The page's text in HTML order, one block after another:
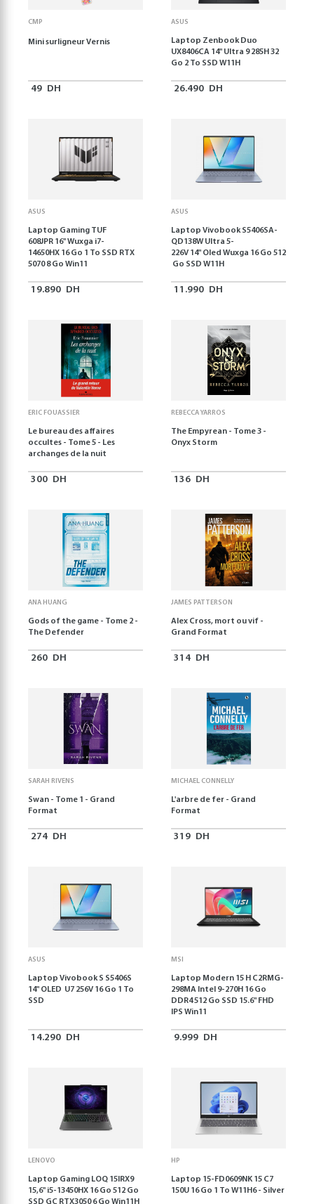
CMP
Mini surligneur Vernis
49 DH
ASUS
Laptop Zenbook Duo
UX8406CA 14'' Ultra 9 285H 32
Go 2 To SSD W11H
26.490 DH
ASUS
Laptop Gaming TUF
608JPR 16'' Wuxga i7-
14650HX 16 Go 1 To SSD RTX
5070 8 Go Win11
19.890 DH
ASUS
Laptop Vivobook S5406SA-
QD138W Ultra 5-
226V 14" Oled Wuxga 16 Go 512
Go SSD W11H
11.990 DH
ERIC FOUASSIER
Le bureau des affaires
occultes - Tome 5 - Les
archanges de la nuit
300 DH
REBECCA YARROS
The Empyrean - Tome 3 -
Onyx Storm
136 DH
ANA HUANG
Gods of the game - Tome 2 -
The Defender
260 DH
JAMES PATTERSON
Alex Cross, mort ou vif -
Grand Format
314 DH
SARAH RIVENS
Swan - Tome 1 - Grand
Format
274 DH
MICHAEL CONNELLY
L'arbre de fer - Grand
Format
319 DH
ASUS
Laptop Vivobook S S5406S
14" OLED U7 256V 16 Go 1 To
SSD
14.290 DH
MSI
Laptop Modern 15 H C2RMG-
298MA Intel 9-270H 16 Go
DDR4 512 Go SSD 15.6" FHD
IPS Win11
9.999 DH
LENOVO
Laptop Gaming LOQ 15IRX9
15,6'' i5-13450HX 16 Go 512 Go
SSD GC RTX3050 6 Go Win11H
HP
Laptop 15-FD0609NK 15 C7
150U 16 Go 1 To W11H6 - Silver